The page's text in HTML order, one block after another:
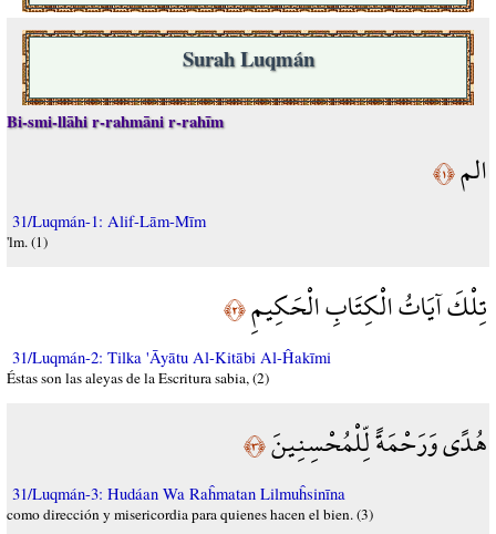
Surah Luqmán
Bi-smi-llāhi r-rahmāni r-rahīm
الم﴿١﴾
31/Luqmán-1: Alif-Lām-Mīm
'lm. (1)
تِلْكَ آيَاتُ الْكِتَابِ الْحَكِيمِ﴿٢﴾
31/Luqmán-2: Tilka 'Āyātu Al-Kitābi Al-Ĥakīmi
Éstas son las aleyas de la Escritura sabia, (2)
هُدًى وَرَحْمَةً لِّلْمُحْسِنِينَ﴿٣﴾
31/Luqmán-3: Hudáan Wa Raĥmatan Lilmuĥsinīna
como dirección y misericordia para quienes hacen el bien. (3)